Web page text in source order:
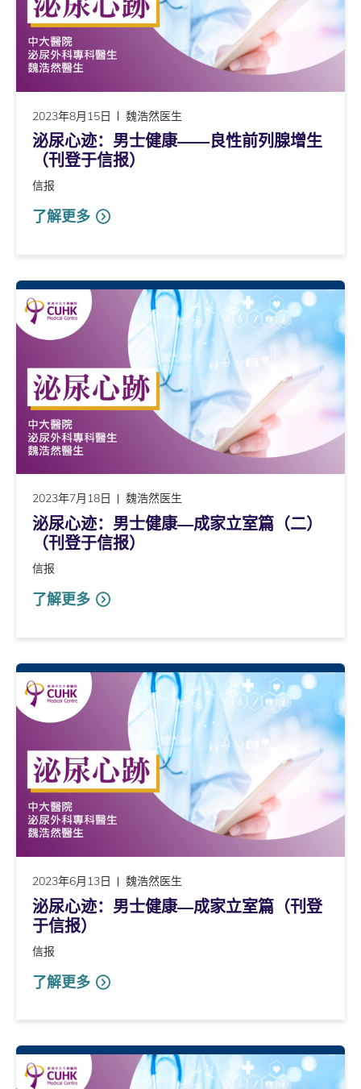
2023年8月15日 魏浩然医生
泌尿心迹：男士健康――良性前列腺增生
（刊登于信报）
信报
了解更多
2023年7月18日 魏浩然医生
泌尿心迹：男士健康―成家立室篇（二）
（刊登于信报）
信报
了解更多
2023年6月13日 魏浩然医生
泌尿心迹：男士健康―成家立室篇（刊登
于信报）
信报
了解更多